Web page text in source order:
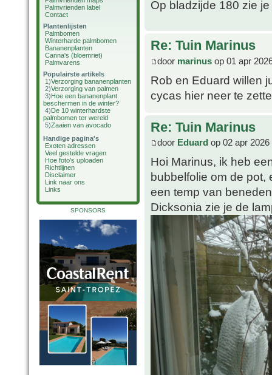
Palmvrienden label
Contact
Plantenlijsten
Palmbomen
Winterharde palmbomen
Bananenplanten
Canna's (bloemriet)
Palmvarens
Populairste artikels
1)Verzorging bananenplanten
2)Verzorging van palmen
3)Hoe een bananenplant
beschermen in de winter?
4)De 10 winterhardste
palmbomen ter wereld
5)Zaaien van avocado
Handige pagina's
Exoten adressen
Veel gestelde vragen
Hoe foto's uploaden
Richtlijnen
Disclaimer
Link naar ons
Links
SPONSORS
Op bladzijde 180 zie
Re: Tuin Marinus
door marinus op 01 apr
Rob en Eduard willen
cycas hier neer te
Re: Tuin Marinus
door Eduard op 02 apr 2026
Hoi Marinus, ik heb
bubbelfolie om de pot,
een temp van
Dicksonia zie je de